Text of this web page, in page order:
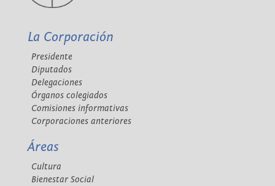
La Corporación
Presidente
Diputados
Delegaciones
Órganos colegiados
Comisiones informativas
Corporaciones anteriores
Áreas
Cultura
Bienestar Social